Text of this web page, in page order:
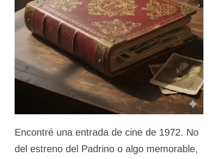
Encontré una entrada de cine de 1972. No
del estreno del Padrino o algo memorable,